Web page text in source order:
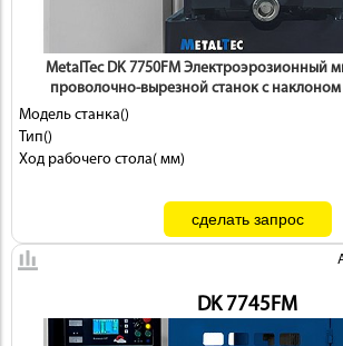
MetalTec DK 7750FМ Электроэрозионный
проволочно-вырезной станок с наклоном
Модель станка()
Тип()
Ход рабочего стола( мм)
DK 7745FМ